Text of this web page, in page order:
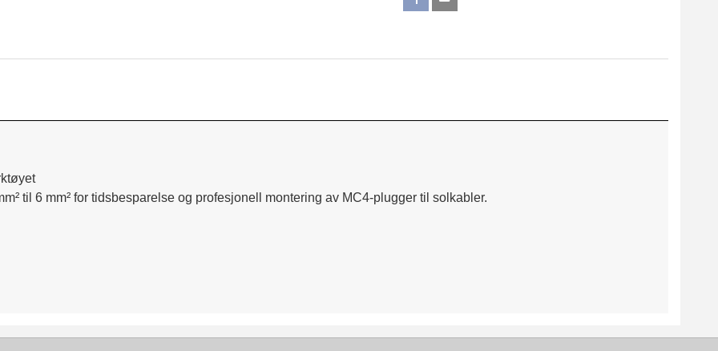
til 6 mm² for tidsbesparelse og profesjonell montering av MC4-plugger til solkabler.